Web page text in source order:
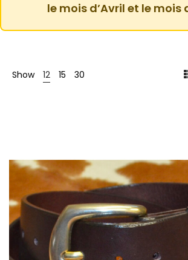
le mois d’Avril et le mois
Show 12 15 30